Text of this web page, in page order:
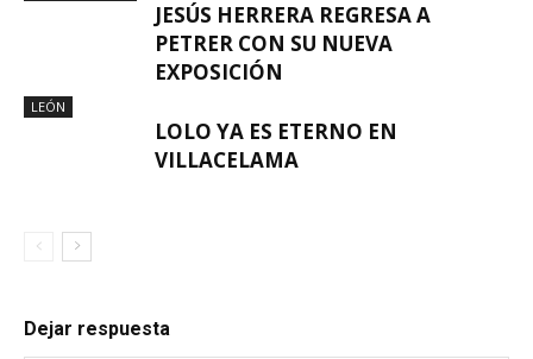
JESÚS HERRERA REGRESA A
PETRER CON SU NUEVA
EXPOSICIÓN
LEÓN
LOLO YA ES ETERNO EN
VILLACELAMA
Dejar respuesta